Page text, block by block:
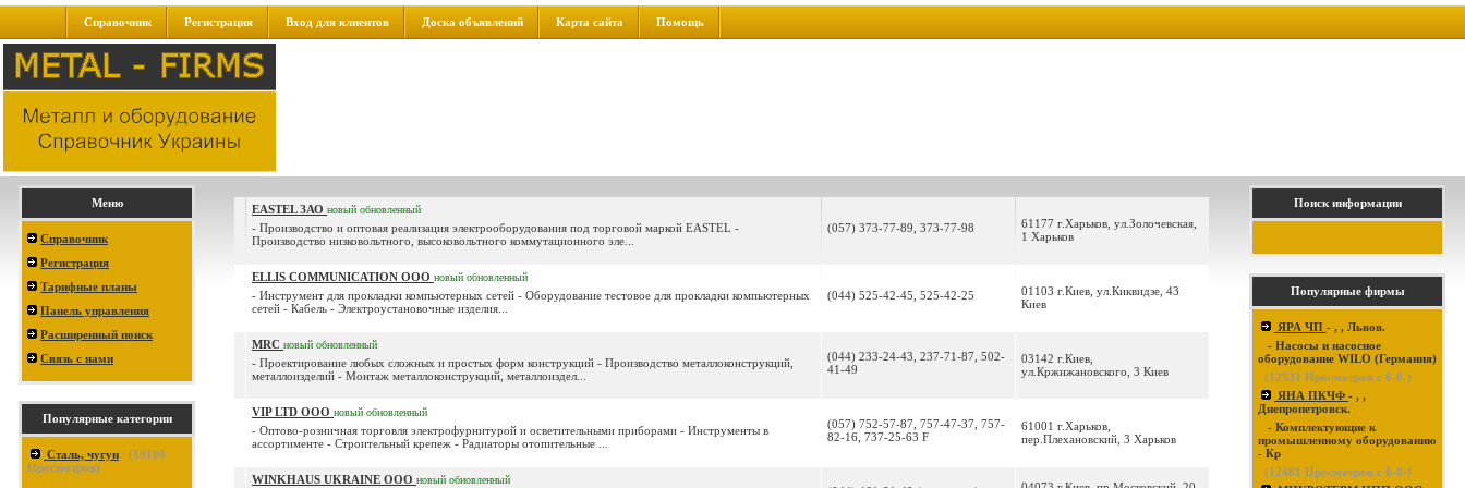
Справочник Регистрация Вход для клиентов Доска объявлений Карта сайта Помощь
Меню
Справочник
Регистрация
Тарифные планы
Панель управления
Расширенный поиск
Связь с нами
Популярные категории
Сталь, чугун (19100
Просмотров)
EASTEL ЗАО новый обновленный
- Производство и оптовая реализация электрооборудования под торговой маркой EASTEL -
Производство низковольтного, высоковольтного коммутационного эле...
(057) 373-77-89, 373-77-98
61177 г.Харьков, ул.Золочевская,
1 Харьков
ELLIS COMMUNICATION ООО новый обновленный
- Инструмент для прокладки компьютерных сетей - Оборудование тестовое для прокладки компьютерных
сетей - Кабель - Электроустановочные изделия...
(044) 525-42-45, 525-42-25
01103 г.Киев, ул.Киквидзе, 43
Киев
MRC новый обновленный
- Проектирование любых сложных и простых форм конструкций - Производство металлоконструкций,
металлоизделий - Монтаж металлоконструкций, металлоиздел...
(044) 233-24-43, 237-71-87, 502-
41-49
03142 г.Киев,
ул.Кржижановского, 3 Киев
VIP LTD ООО новый обновленный
- Оптово-розничная торговля электрофурнитурой и осветительными приборами - Инструменты в
ассортименте - Строительный крепеж - Радиаторы отопительные ...
(057) 752-57-87, 757-47-37, 757-
82-16, 737-25-63 F
61001 г.Харьков,
пер.Плехановский, 3 Харьков
WINKHAUS UKRAINE ООО новый обновленный
Поиск информации
Популярные фирмы
ЯРА ЧП - , , Львов.
- Насосы и насосное
оборудование WILO (Германия)
(12531 Просмотров с 0-0-)
ЯНА ПКЧФ - , ,
Днепропетровск.
- Комплектующие к
промышленному оборудованию
- Кр
(12481 Просмотров с 0-0-)